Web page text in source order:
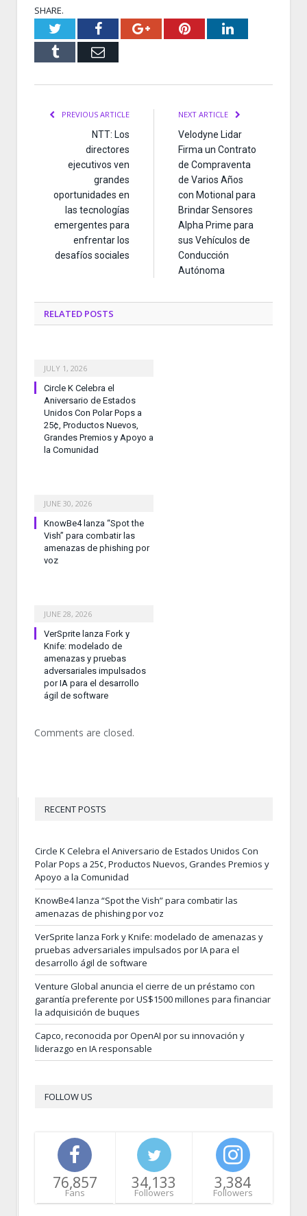
SHARE.
TwitterFacebookGoogle+PinterestLinkedIn
Tumblr Email
PREVIOUS ARTICLE
NTT: Los
directores
ejecutivos ven
grandes
oportunidades en
las tecnologías
emergentes para
enfrentar los
desafíos sociales
NEXT ARTICLE
Velodyne Lidar
Firma un Contrato
de Compraventa
de Varios Años
con Motional para
Brindar Sensores
Alpha Prime para
sus Vehículos de
Conducción
Autónoma
RELATED POSTS
JULY 1, 2026
Circle K Celebra el
Aniversario de Estados
Unidos Con Polar Pops a
25¢, Productos Nuevos,
Grandes Premios y Apoyo a
la Comunidad
JUNE 30, 2026
KnowBe4 lanza “Spot the
Vish” para combatir las
amenazas de phishing por
voz
JUNE 28, 2026
VerSprite lanza Fork y
Knife: modelado de
amenazas y pruebas
adversariales impulsados
por IA para el desarrollo
ágil de software
Comments are closed.
RECENT POSTS
Circle K Celebra el Aniversario de Estados Unidos Con
Polar Pops a 25¢, Productos Nuevos, Grandes Premios y
Apoyo a la Comunidad
KnowBe4 lanza “Spot the Vish” para combatir las
amenazas de phishing por voz
VerSprite lanza Fork y Knife: modelado de amenazas y
pruebas adversariales impulsados por IA para el
desarrollo ágil de software
Venture Global anuncia el cierre de un préstamo con
garantía preferente por US$1500 millones para financiar
la adquisición de buques
Capco, reconocida por OpenAI por su innovación y
liderazgo en IA responsable
FOLLOW US
76,857
Fans
34,133
Followers
3,384
Followers